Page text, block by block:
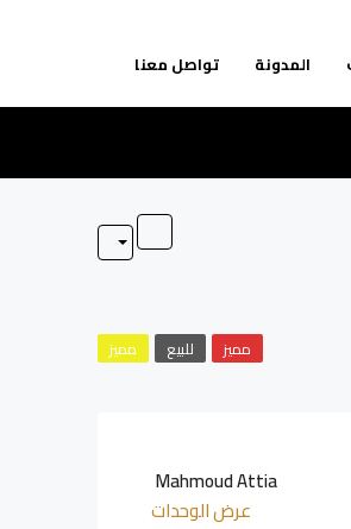
المدونة تواصل معنا
مميز للبيع مميز
Mahmoud Attia
عرض الوحدات